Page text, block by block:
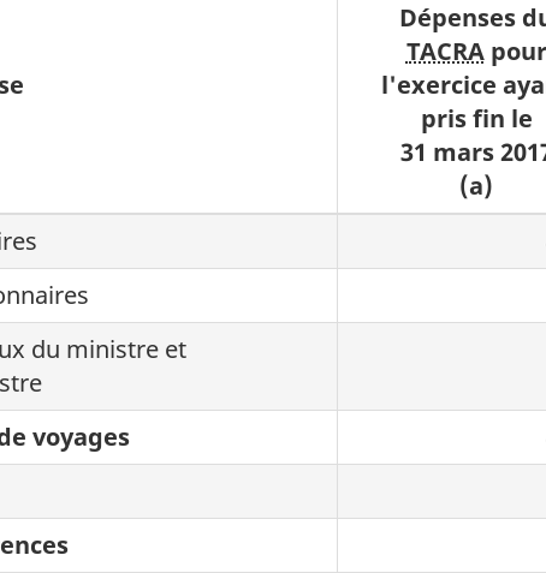
Dépenses
TACRApour
l'exercice
pris fin le
31 mars
(a)
du ministre et
voyages